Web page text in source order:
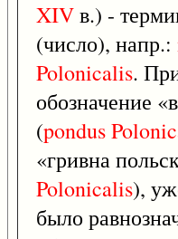
XIVв.) -
(число), напр.:
Polonicalis.
обозначение
(pondus
«гривна
Polonicalis),
было